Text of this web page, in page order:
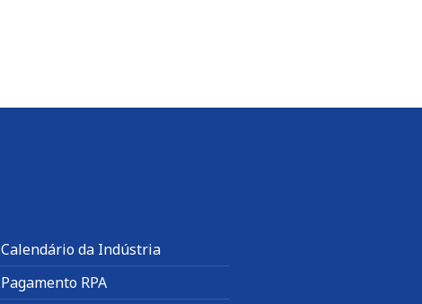
Calendário da Indústria
Pagamento RPA